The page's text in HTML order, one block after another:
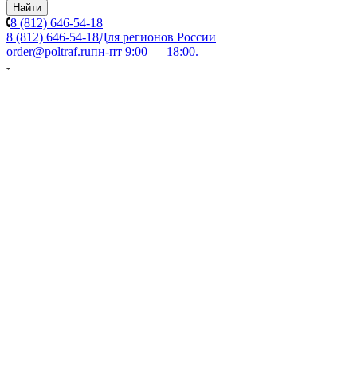
Найти
8 (812) 646-54-18
8 (812) 646-54-18Для регионов России
order@poltraf.ruпн-пт 9:00 — 18:00.